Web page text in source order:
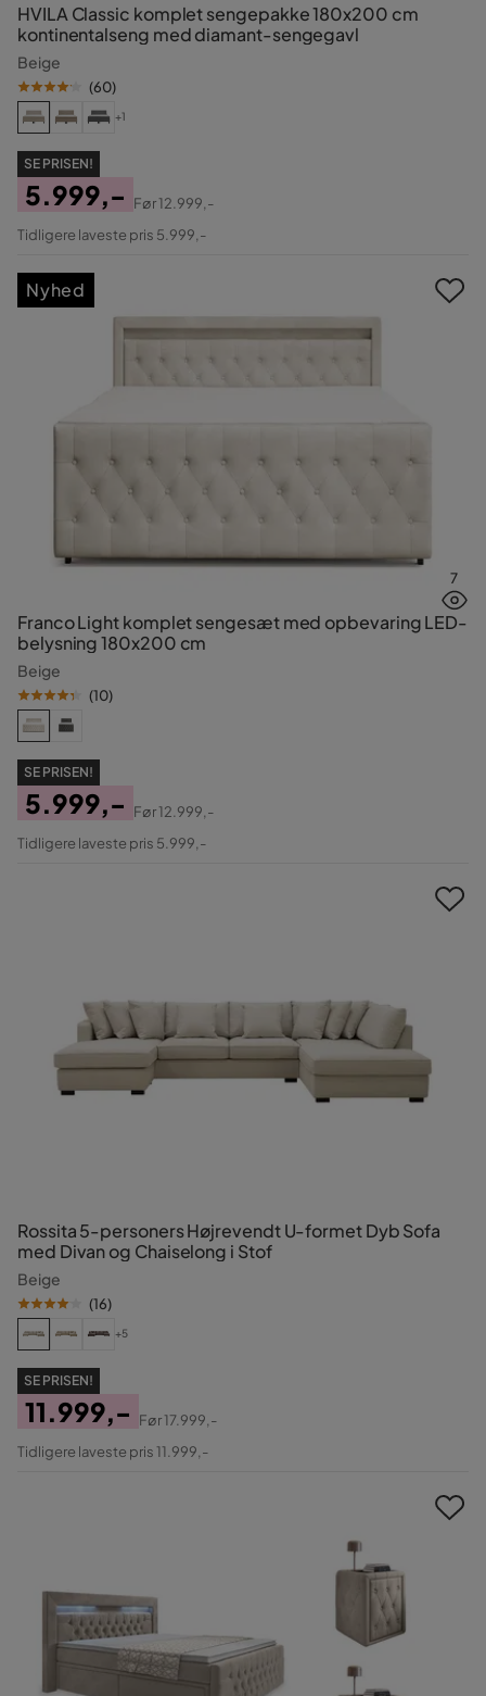
HVILA Classic komplet sengepakke 180x200 cm
kontinentalseng med diamant-sengegavl
Beige
(60)
+1
SE PRISEN!
Pris
5.999,-
Original
Før12.999,-
Tidligere laveste pris 5.999,-
7
Franco Light komplet sengesæt med opbevaring LED-
belysning 180x200 cm
Beige
(10)
SE PRISEN!
Pris
5.999,-
Original
Før12.999,-
Tidligere laveste pris 5.999,-
Nyhed
Rossita 5-personers Højrevendt U-formet Dyb Sofa
med Divan og Chaiselong i Stof
Beige
(16)
+5
SE PRISEN!
Pris
11.999,-
Original
Før17.999,-
Tidligere laveste pris 11.999,-